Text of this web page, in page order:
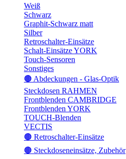
Weiß
Schwarz
Graphit-Schwarz matt
Silber
Retroschalter-Einsätze
Schalt-Einsätze YORK
Touch-Sensoren
Sonstiges
🟤 Abdeckungen - Glas-Optik
Steckdosen RAHMEN
Frontblenden CAMBRIDGE
Frontblenden YORK
TOUCH-Blenden
VECTIS
🟤 Retroschalter-Einsätze
🟤 Steckdoseneinsätze, Zubehör